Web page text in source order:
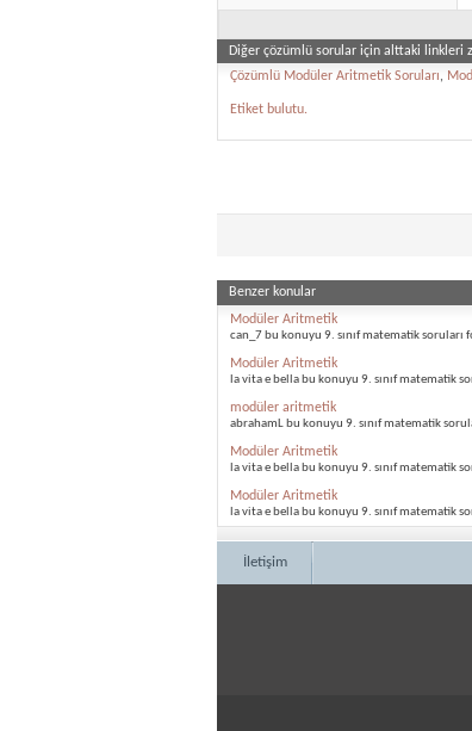
Diğer çözümlü sorular için alttaki linkleri
Çözümlü Modüler Aritmetik Soruları,
Etiket bulutu.
Benzer konular
Modüler Aritmetik
can_7 bu konuyu 9. sınıf matematik soruları
Modüler Aritmetik
la vita e bella bu konuyu 9. sınıf matematik
modüler aritmetik
abrahamL bu konuyu 9. sınıf matematik
Modüler Aritmetik
la vita e bella bu konuyu 9. sınıf matematik
Modüler Aritmetik
la vita e bella bu konuyu 9. sınıf matematik
İletişim